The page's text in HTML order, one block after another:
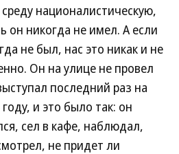
националистическую,
он никогда не имел. А если
не был, нас это никак и не
Он на улице не провел
последний раз на
и это было так: он
сел в кафе, наблюдал,
не придет ли